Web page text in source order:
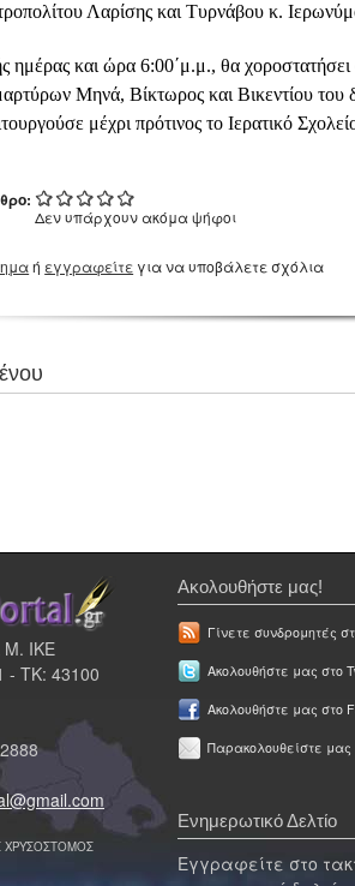
Λαρίσης και Τυρνάβου κ.
ημέρας και ώρα 6:00΄μ.μ., θα
Μηνά, Βίκτωρος και Βικεντίου
μέχρι πρότινος το Ιερατικό
Δεν υπάρχουν ακόμα ψήφοι
ή εγγραφείτε για να υποβάλετε σχόλια
Μ. ΙΚΕ
ΤΚ: 43100
ΧΡΥΣΟΣΤΟΜΟΣ
Ακολουθήστε μας!
Γίνετε συνδρομητές
Ακολουθήστε μας στο
Ακολουθήστε μας στο
Παρακολουθείστε
Ενημερωτικό Δελτίο
Εγγραφείτε στο